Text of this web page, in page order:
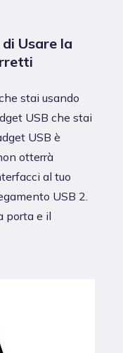
Usare la
stai usando
USB che stai
USB è
otterrà
al tuo
USB 2.
porta e il